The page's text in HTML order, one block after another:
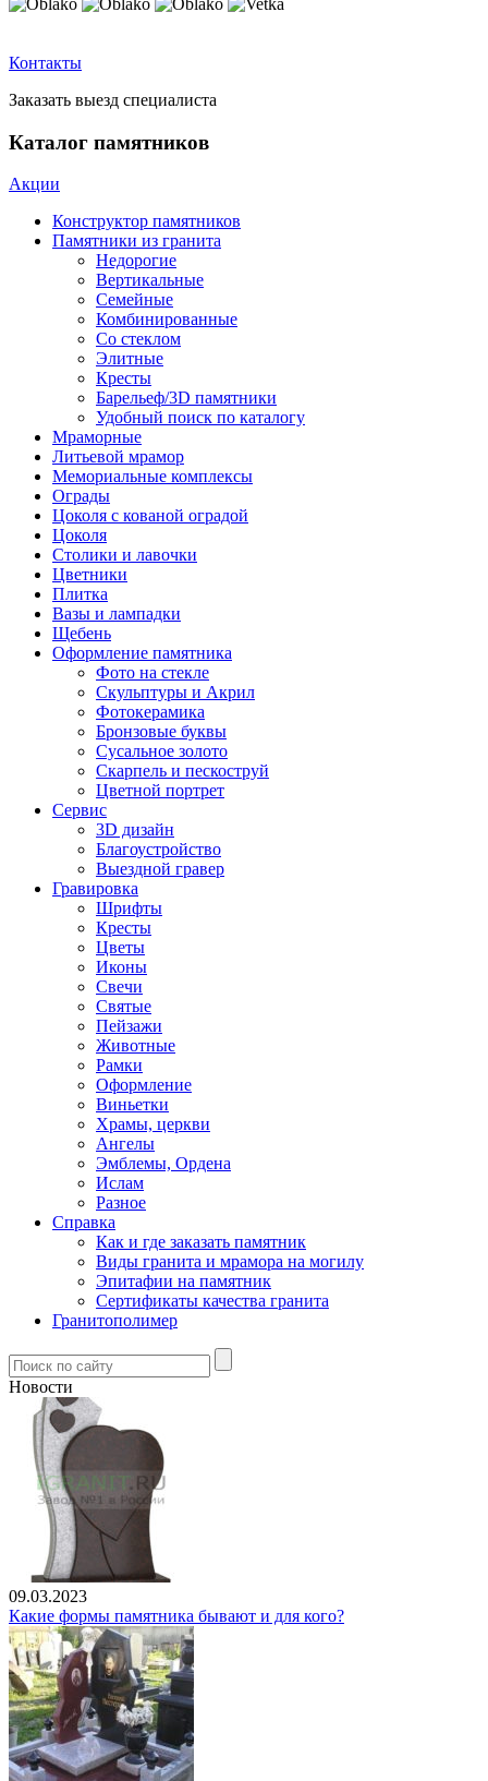
Контакты
Заказать выезд специалиста
Каталог памятников
Акции
Конструктор памятников
Памятники из гранита
Недорогие
Вертикальные
Семейные
Комбинированные
Со стеклом
Элитные
Кресты
Барельеф/3D памятники
Удобный поиск по каталогу
Мраморные
Литьевой мрамор
Мемориальные комплексы
Ограды
Цоколя с кованой оградой
Цоколя
Столики и лавочки
Цветники
Плитка
Вазы и лампадки
Щебень
Оформление памятника
Фото на стекле
Скульптуры и Акрил
Фотокерамика
Бронзовые буквы
Сусальное золото
Скарпель и пескоструй
Цветной портрет
Сервис
3D дизайн
Благоустройство
Выездной гравер
Гравировка
Шрифты
Кресты
Цветы
Иконы
Свечи
Святые
Пейзажи
Животные
Рамки
Оформление
Виньетки
Храмы, церкви
Ангелы
Эмблемы, Ордена
Ислам
Разное
Справка
Как и где заказать памятник
Виды гранита и мрамора на могилу
Эпитафии на памятник
Сертификаты качества гранита
Гранитополимер
Новости
09.03.2023
Какие формы памятника бывают и для кого?